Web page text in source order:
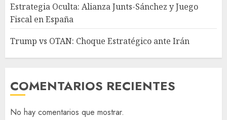
Estrategia Oculta: Alianza Junts-Sánchez y Juego
Fiscal en España
Trump vs OTAN: Choque Estratégico ante Irán
COMENTARIOS RECIENTES
No hay comentarios que mostrar.